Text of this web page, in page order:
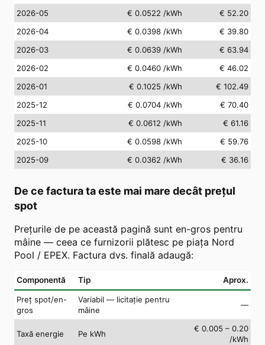
2026-05
€ 0.0522 /kWh
€ 52.20
2026-04
€ 0.0398 /kWh
€ 39.80
2026-03
€ 0.0639 /kWh
€ 63.94
2026-02
€ 0.0460 /kWh
€ 46.02
2026-01
€ 0.1025 /kWh
€ 102.49
2025-12
€ 0.0704 /kWh
€ 70.40
2025-11
€ 0.0612 /kWh
€ 61.16
2025-10
€ 0.0598 /kWh
€ 59.76
2025-09
€ 0.0362 /kWh € 36.16
De ce factura ta este mai mare decât prețul
spot
Prețurile de pe această pagină sunt en-gros pentru
mâine — ceea ce furnizorii plătesc pe piața Nord
Pool / EPEX. Factura dvs. finală adaugă:
Componentă Tip Aprox.
Preț spot/en-
gros
Variabil — licitație pentru
mâine
—
Taxă energie Pe kWh
€ 0.005 – 0.20
/kWh